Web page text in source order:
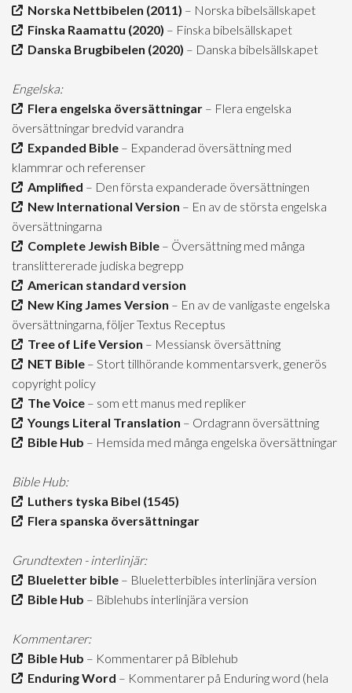
Norska Nettbibelen (2011) – Norska bibelsällskapet
Finska Raamattu (2020) – Finska bibelsällskapet
Danska Brugbibelen (2020) – Danska bibelsällskapet
Engelska:
Flera engelska översättningar – Flera engelska
översättningar bredvid varandra
Expanded Bible – Expanderad översättning med
klammrar och referenser
Amplified – Den första expanderade översättningen
New International Version – En av de största engelska
översättningarna
Complete Jewish Bible – Översättning med många
translittererade judiska begrepp
American standard version
New King James Version – En av de vanligaste engelska
översättningarna, följer Textus Receptus
Tree of Life Version – Messiansk översättning
NET Bible – Stort tillhörande kommentarsverk, generös
copyright policy
The Voice – som ett manus med repliker
Youngs Literal Translation – Ordagrann översättning
Bible Hub – Hemsida med många engelska översättningar
Bible Hub:
Luthers tyska Bibel (1545)
Flera spanska översättningar
Grundtexten - interlinjär:
Blueletter bible – Blueletterbibles interlinjära version
Bible Hub – Biblehubs interlinjära version
Kommentarer:
Bible Hub – Kommentarer på Biblehub
Enduring Word – Kommentarer på Enduring word (hela